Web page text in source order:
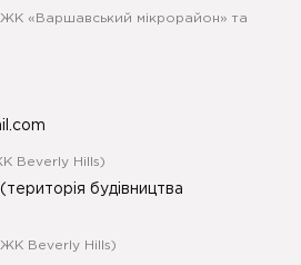
«Варшавський мікрорайон» та
Beverly Hills)
будівництва
Beverly Hills)